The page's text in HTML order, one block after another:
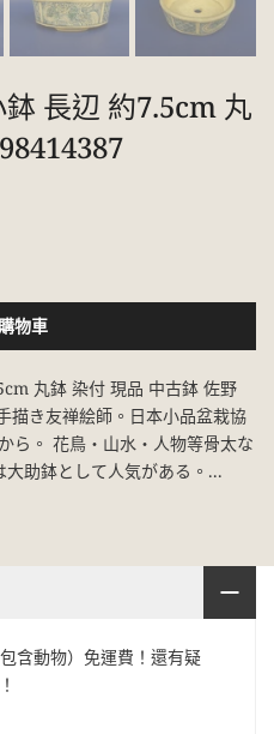
長辺 約7.5cm 丸
物車
丸鉢 染付 現品 中古鉢 佐野
描き友禅絵師。日本小品盆栽協
ら。 花鳥・山水・人物等骨太な
助鉢として人気がある。...
含動物）免運費！還有疑
！